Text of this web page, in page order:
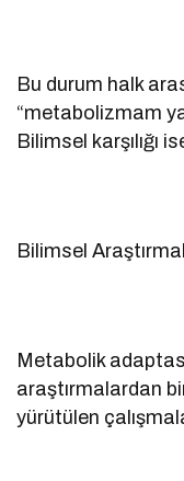
Bu durum halk
“metabolizmam
Bilimsel karşılığı
Bilimsel
Metabolik
araştırmalardan
yürütülen